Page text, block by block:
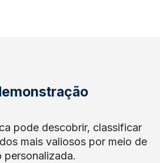
pode descobrir, classificar
mais valiosos por meio de
personalizada.